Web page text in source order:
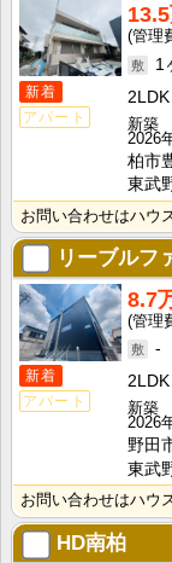
新着
アパート
1
2LDK
新築
2026
柏市
東武
お問い合わせはハウ
リーブルフ
新着
アパート
8.7
-
2LDK
新築
2026
野田
東武
お問い合わせはハウ
HD南柏